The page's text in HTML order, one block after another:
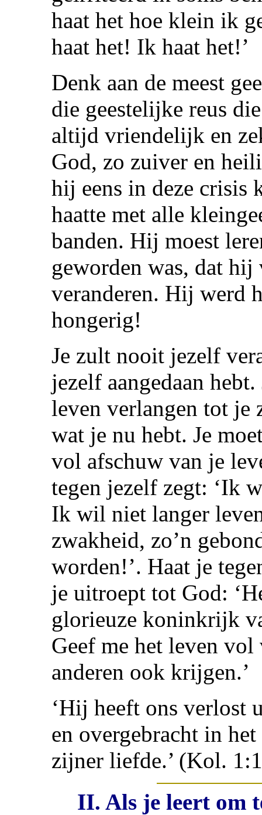
haat het hoe klein ik
haat het! Ik haat het!’
Denk aan de meest
die geestelijke reus
altijd vriendelijk en
God, zo zuiver en
hij eens in deze crisis
haatte met alle
banden. Hij moest
geworden was, dat hij
veranderen. Hij werd
hongerig!
Je zult nooit jezelf
jezelf aangedaan
leven verlangen tot
wat je nu hebt. Je
vol afschuw van je
tegen jezelf zegt: ‘Ik
Ik wil niet langer
zwakheid, zo’n
worden!’. Haat je
je uitroept tot God:
glorieuze koninkrijk
Geef me het leven
anderen ook krijgen.’
‘Hij heeft ons verlost
en overgebracht in
zijner liefde.’ (Kol.
II. Als je leert om